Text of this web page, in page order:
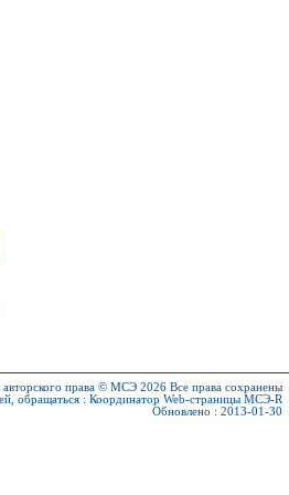
авторского права © МСЭ 2026 Все права сохранены
обращаться : Координатор Web-страницы МСЭ-R
Обновлено : 2013-01-30